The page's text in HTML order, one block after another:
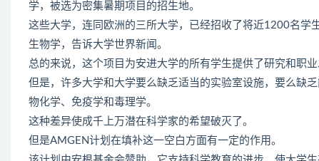
学，被选为密集暑期项目的招生地。
这些大学，连同欧洲的三所大学，已经招收了将近1200名学
生物学，告诉大学世界新闻。
总的来说，这个项目为安进大学的所有学生提供了研究和职业
但是，许多大学和大学要么缺乏适当的实验室设施，要么缺
物化学、免疫学和毒理学。
这种差异使成千上万潜在科学家的希望破灭了。
但是AMGEN计划在填补这一空白方面有一定的作用。